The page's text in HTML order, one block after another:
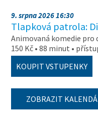
9. srpna 2026 16:30
Tlapková patrola:
Animovaná komedie pro
150 Kč • 88 minut •
KOUPIT VSTUPENKY
ZOBRAZIT